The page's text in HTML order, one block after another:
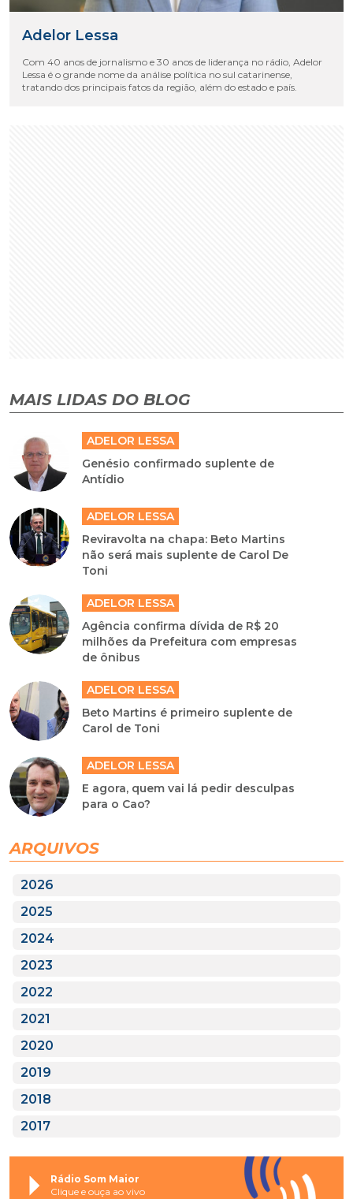
Adelor Lessa
Com 40 anos de jornalismo e 30 anos de liderança no rádio, Adelor
Lessa é o grande nome da análise política no sul catarinense,
tratando dos principais fatos da região, além do estado e país.
MAIS LIDAS DO BLOG
ADELOR LESSA
Genésio confirmado suplente de
Antídio
ADELOR LESSA
Reviravolta na chapa: Beto Martins
não será mais suplente de Carol De
Toni
ADELOR LESSA
Agência confirma dívida de R$ 20
milhões da Prefeitura com empresas
de ônibus
ADELOR LESSA
Beto Martins é primeiro suplente de
Carol de Toni
ADELOR LESSA
E agora, quem vai lá pedir desculpas
para o Cao?
ARQUIVOS
2026
2025
2024
2023
2022
2021
2020
2019
2018
2017
Rádio Som Maior
Clique e ouça ao vivo